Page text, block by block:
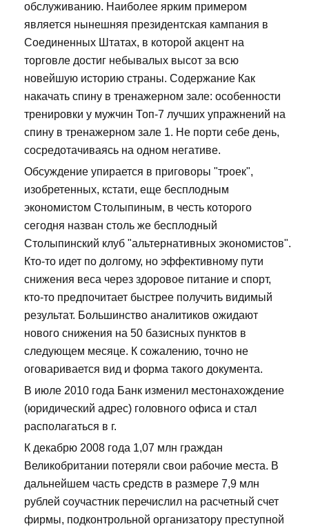
обслуживанию. Наиболее ярким примером
является нынешняя президентская кампания в
Соединенных Штатах, в которой акцент на
торговле достиг небывалых высот за всю
новейшую историю страны. Содержание Как
накачать спину в тренажерном зале: особенности
тренировки у мужчин Топ-7 лучших упражнений на
спину в тренажерном зале 1. Не порти себе день,
сосредотачиваясь на одном негативе.
Обсуждение упирается в приговоры "троек",
изобретенных, кстати, еще бесплодным
экономистом Столыпиным, в честь которого
сегодня назван столь же бесплодный
Столыпинский клуб "альтернативных экономистов".
Кто-то идет по долгому, но эффективному пути
снижения веса через здоровое питание и спорт,
кто-то предпочитает быстрее получить видимый
результат. Большинство аналитиков ожидают
нового снижения на 50 базисных пунктов в
следующем месяце. К сожалению, точно не
оговаривается вид и форма такого документа.
В июле 2010 года Банк изменил местонахождение
(юридический адрес) головного офиса и стал
располагаться в г.
К декабрю 2008 года 1,07 млн граждан
Великобритании потеряли свои рабочие места. В
дальнейшем часть средств в размере 7,9 млн
рублей соучастник перечислил на расчетный счет
фирмы, подконтрольной организатору преступной